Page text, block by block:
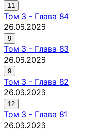
11
Том 3 - Глава 84
26.06.2026
9
Том 3 - Глава 83
26.06.2026
9
Том 3 - Глава 82
26.06.2026
12
Том 3 - Глава 81
26.06.2026